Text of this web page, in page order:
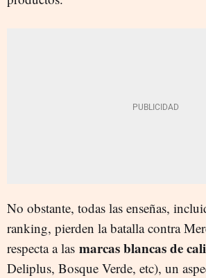
No obstante, todas las enseñas,
ranking, pierden la batalla contra
respecta a las marcas blancas de
Deliplus, Bosque Verde, etc), un